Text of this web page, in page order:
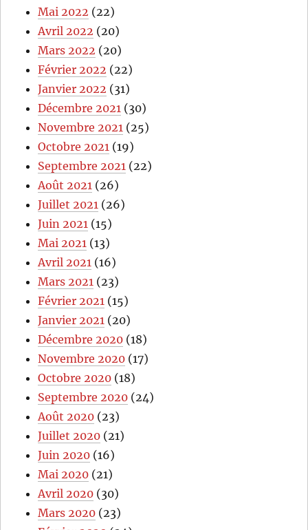
Mai 2022 (22)
Avril 2022 (20)
Mars 2022 (20)
Février 2022 (22)
Janvier 2022 (31)
Décembre 2021 (30)
Novembre 2021 (25)
Octobre 2021 (19)
Septembre 2021 (22)
Août 2021 (26)
Juillet 2021 (26)
Juin 2021 (15)
Mai 2021 (13)
Avril 2021 (16)
Mars 2021 (23)
Février 2021 (15)
Janvier 2021 (20)
Décembre 2020 (18)
Novembre 2020 (17)
Octobre 2020 (18)
Septembre 2020 (24)
Août 2020 (23)
Juillet 2020 (21)
Juin 2020 (16)
Mai 2020 (21)
Avril 2020 (30)
Mars 2020 (23)